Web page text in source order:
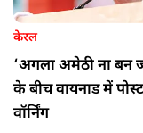
केरल
‘अगला अमेठी ना बन
के बीच वायनाड में
वॉर्निंग